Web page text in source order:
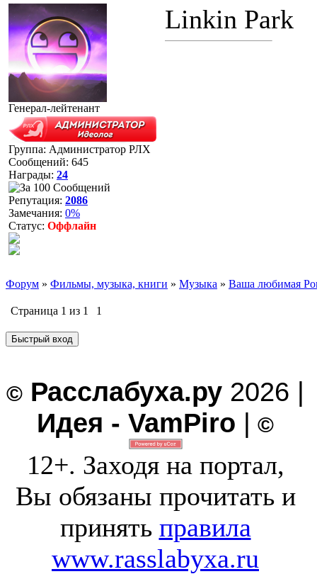
Генерал-лейтенант
Группа: Администратор РЛХ
Сообщений: 645
Награды: 24
Репутация: 2086
Замечания: 0%
Статус: Оффлайн
Linkin Park
Форум » Фильмы, музыка, книги » Музыка » Ваша любимая
Страница 1 из 1 1
© Расслабуха.ру 2026 |
Идея - VamPiro | ©
12+. Заходя на портал,
Вы обязаны прочитать и
принять правила
www.rasslabyxa.ru